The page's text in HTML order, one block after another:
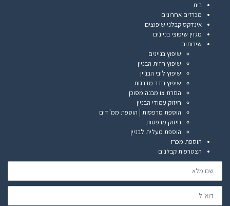
b
o
o
k
t
t
e
r
o
g
l
e
+
בית
מכרזים אחרונים
אינדקס קבלני שיפוצים
מגזין שיפוצי בניינים
שירותים
שיפוץ בניינים
שיפוץ חזית הבניין
שיפוץ לובי הבניין
שיפוץ חדר מדרגות
הסרת צו מבנה מסוכן
חיזוק עמודי הבניין
הוספת מרפסות | הוספת ממ"דים
חיזוק מרפסות
הוספת מעלית לבניין
הוספת מכרז
הצטרפות קבלנים
שם
מלא
דוא"ל